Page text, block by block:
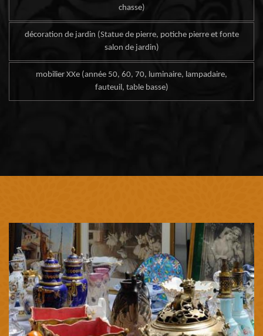
chasse)
décoration de jardin (Statue de pierre, potiche pierre et fonte
salon de jardin)
mobilier XXe (année 50, 60, 70, luminaire, lampadaire,
fauteuil, table basse)